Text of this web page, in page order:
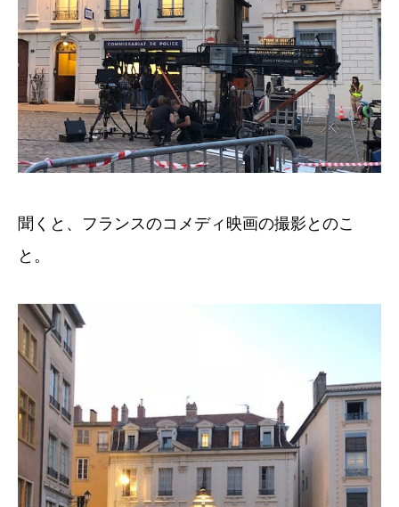
聞くと、フランスのコメディ映画の撮影とのこ
と。